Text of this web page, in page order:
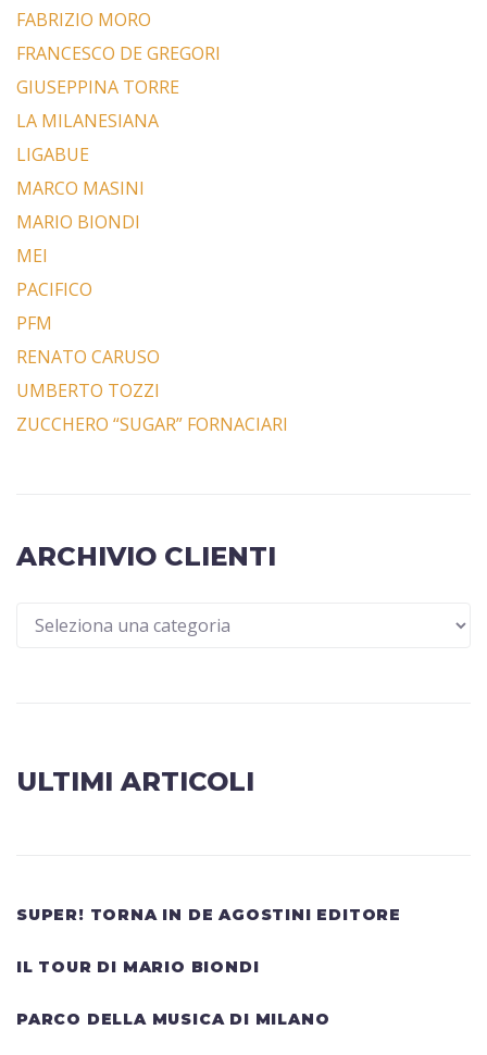
FABRIZIO MORO
FRANCESCO DE GREGORI
GIUSEPPINA TORRE
LA MILANESIANA
LIGABUE
MARCO MASINI
MARIO BIONDI
MEI
PACIFICO
PFM
RENATO CARUSO
UMBERTO TOZZI
ZUCCHERO “SUGAR” FORNACIARI
ARCHIVIO CLIENTI
ULTIMI ARTICOLI
SUPER! TORNA IN DE AGOSTINI EDITORE
IL TOUR DI MARIO BIONDI
PARCO DELLA MUSICA DI MILANO